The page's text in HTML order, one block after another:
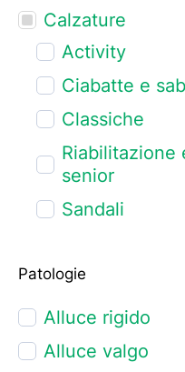
Calzature
Activity
Ciabatte e
Classiche
Riabilitazione
senior
Sandali
Patologie
Alluce rigido
Alluce valgo